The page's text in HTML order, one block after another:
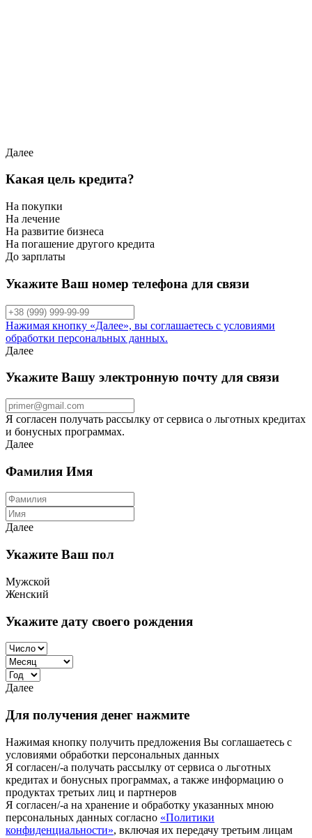
Далее
Какая цель кредита?
На покупки
На лечение
На развитие бизнеса
На погашение другого кредита
До зарплаты
Укажите Ваш номер телефона для связи
Нажимая кнопку «Далее», вы соглашаетесь с условиями
обработки персональных данных.
Далее
Укажите Вашу электронную почту для связи
Я согласен получать рассылку от сервиса о льготных кредитах
и бонусных программах.
Далее
Фамилия Имя
Далее
Укажите Ваш пол
Мужской
Женский
Укажите дату своего рождения
Далее
Для получения денег нажмите
Нажимая кнопку получить предложения Вы соглашаетесь с
условиями обработки персональных данных
Я согласен/-а получать рассылку от сервиса о льготных
кредитах и бонусных программах, а также информацию о
продуктах третьих лиц и партнеров
Я согласен/-а на хранение и обработку указанных мною
персональных данных согласно «Политики
конфиденциальности», включая их передачу третьим лицам